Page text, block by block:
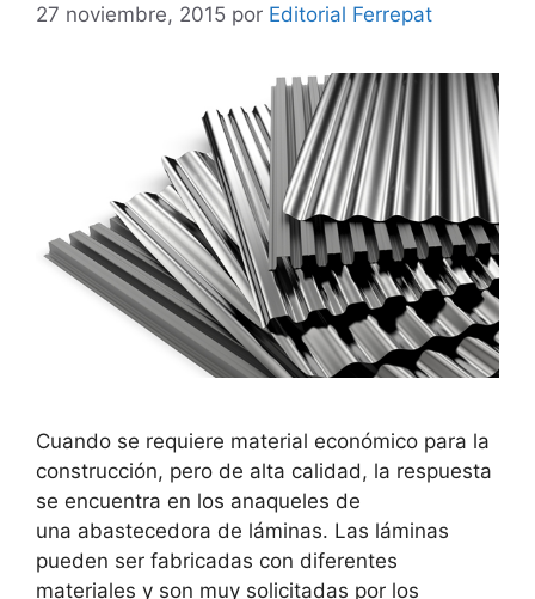
27 noviembre, 2015 por Editorial Ferrepat
Cuando se requiere material económico para la
construcción, pero de alta calidad, la respuesta
se encuentra en los anaqueles de
una abastecedora de láminas. Las láminas
pueden ser fabricadas con diferentes
materiales y son muy solicitadas por los